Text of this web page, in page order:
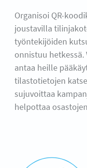
Organisoi QR-
joustavilla
työntekijöiden
onnistuu hetkessä.
antaa heille
tilastotietojen
sujuvoittaa
helpottaa